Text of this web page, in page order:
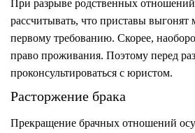
При разрыве родственных
рассчитывать, что приставы
первому требованию. Скорее,
право проживания. Поэтому перед
проконсультироваться с юристом.
Расторжение брака
Прекращение брачных отношений